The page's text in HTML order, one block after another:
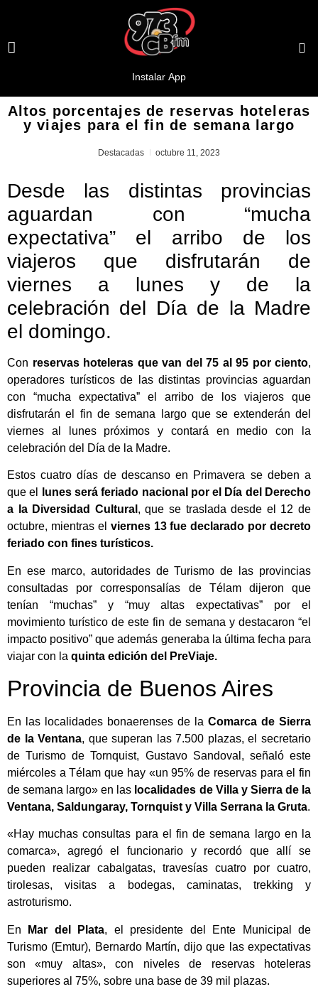
Altos porcentajes de reservas hoteleras
y viajes para el fin de semana largo
Destacadas octubre 11, 2023
Desde las distintas provincias
aguardan con “mucha
expectativa” el arribo de los
viajeros que disfrutarán de
viernes a lunes y de la
celebración del Día de la Madre
el domingo.
Con reservas hoteleras que van del 75 al 95 por ciento,
operadores turísticos de las distintas provincias aguardan
con “mucha expectativa” el arribo de los viajeros que
disfrutarán el fin de semana largo que se extenderán del
viernes al lunes próximos y contará en medio con la
celebración del Día de la Madre.
Estos cuatro días de descanso en Primavera se deben a
que el
lunes será feriado nacional por el Día del Derecho
a la Diversidad Cultural , que se traslada desde el 12 de
octubre, mientras el viernes 13 fue declarado por decreto
feriado con fines turísticos.
En ese marco, autoridades de Turismo de las provincias
consultadas por corresponsalías de Télam dijeron que
tenían “muchas” y “muy altas expectativas” por el
movimiento turístico de este fin de semana y destacaron “el
impacto positivo” que además generaba la última fecha para
viajar con la quinta edición del PreViaje.
Provincia de Buenos Aires
En las localidades bonaerenses de la Comarca de Sierra
de la Ventana, que superan las 7.500 plazas, el secretario
de Turismo de Tornquist, Gustavo Sandoval, señaló este
miércoles a Télam que hay «un 95% de reservas para el fin
de semana largo» en las localidades de Villa y Sierra de la
Ventana, Saldungaray, Tornquist y Villa Serrana la Gruta.
«Hay muchas consultas para el fin de semana largo en la
comarca», agregó el funcionario y recordó que allí se
pueden realizar cabalgatas, travesías cuatro por cuatro,
tirolesas, visitas a bodegas, caminatas, trekking y
astroturismo.
En Mar del Plata, el presidente del Ente Municipal de
Turismo (Emtur), Bernardo Martín, dijo que las expectativas
son «muy altas», con niveles de reservas hoteleras
superiores al 75%, sobre una base de 39 mil plazas.